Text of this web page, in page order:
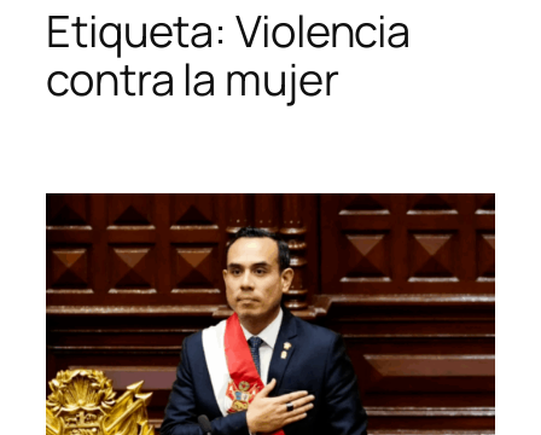
Etiqueta: Violencia
contra la mujer